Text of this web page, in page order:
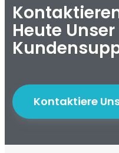
Heute Unser
Kontaktiere